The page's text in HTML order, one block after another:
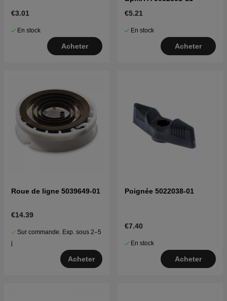
€3.01
En stock
Acheter
€5.21
En stock
Acheter
Roue de ligne 5039649-01
€14.39
Sur commande. Exp. sous 2–5
j
Acheter
Poignée 5022038-01
€7.40
En stock
Acheter